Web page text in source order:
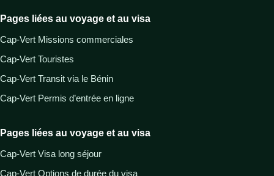
Pages liées au voyage et au visa
Cap-Vert Missions commerciales
Cap-Vert Touristes
Cap-Vert Transit via le Bénin
Cap-Vert Permis d’entrée en ligne
Pages liées au voyage et au visa
Cap-Vert Visa long séjour
Cap-Vert Options de durée du visa